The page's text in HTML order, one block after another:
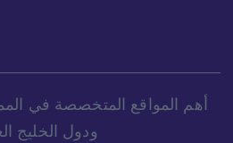
أهم المواقع المتخصصة في
ودول الخليج